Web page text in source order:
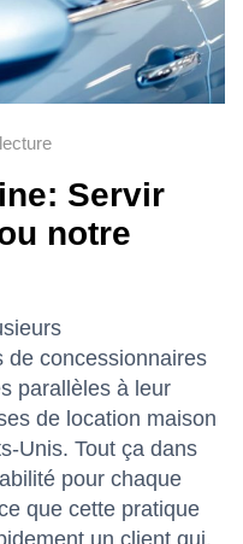
Servir
notre
de concessionnaires
parallèles à leur
de location maison
Unis. Tout ça dans
pour chaque
que cette pratique